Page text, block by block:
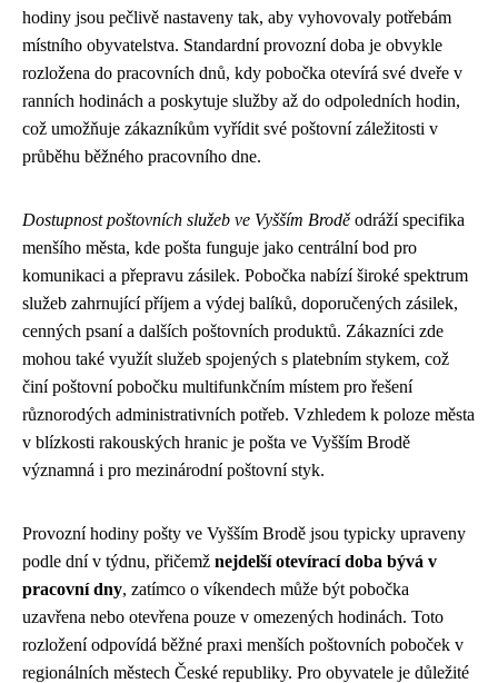
hodiny jsou pečlivě nastaveny tak, aby vyhovovaly potřebám
místního obyvatelstva. Standardní provozní doba je obvykle
rozložena do pracovních dnů, kdy pobočka otevírá své dveře v
ranních hodinách a poskytuje služby až do odpoledních hodin,
což umožňuje zákazníkům vyřídit své poštovní záležitosti v
průběhu běžného pracovního dne.
Dostupnost poštovních služeb ve Vyšším Brodě odráží specifika
menšího města, kde pošta funguje jako centrální bod pro
komunikaci a přepravu zásilek. Pobočka nabízí široké spektrum
služeb zahrnující příjem a výdej balíků, doporučených zásilek,
cenných psaní a dalších poštovních produktů. Zákazníci zde
mohou také využít služeb spojených s platebním stykem, což
činí poštovní pobočku multifunkčním místem pro řešení
různorodých administrativních potřeb. Vzhledem k poloze města
v blízkosti rakouských hranic je pošta ve Vyšším Brodě
významná i pro mezinárodní poštovní styk.
Provozní hodiny pošty ve Vyšším Brodě jsou typicky upraveny
podle dní v týdnu, přičemž nejdelší otevírací doba bývá v
pracovní dny, zatímco o víkendech může být pobočka
uzavřena nebo otevřena pouze v omezených hodinách. Toto
rozložení odpovídá běžné praxi menších poštovních poboček v
regionálních městech České republiky. Pro obyvatele je důležité